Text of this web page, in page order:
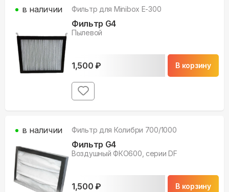
Фильтр для Minibox E-300
Фильтр G4
Пылевой
1,500 ₽ В корзину
в наличии
Фильтр для Колибри 700/1000
Фильтр G4
Воздушный ФКО600, серии DF
1,500 ₽ В корзину
в наличии